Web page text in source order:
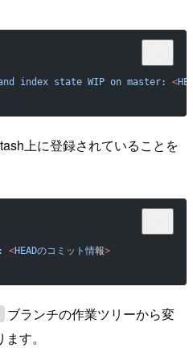
index state WIP on master: <
上に登録されていることを
<HEADのコミット情報>
ブランチの作業ツリーから変
す。